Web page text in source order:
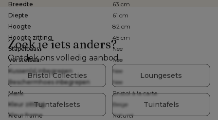
Breedte
63 cm
Diepte
61 cm
Hoogte
82 cm
Hoogte zitting
45 cm
Stapelbaar
Nee
Verstelbaar
Nee
Kussen(s) inbegrepen
Nee
Beschermhoes inbegrepen
Nee
Merk
Bristol à la carte
Kleur zitting
Beige
Kleur frame
Naturel
Zoek je iets anders?
Ontdek ons volledig aanbod
Bristol Collecties Loungesets
Tuintafelsets Tuintafels